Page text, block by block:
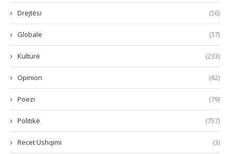
Drejtësi (56)
Globale (37)
Kulturë (233)
Opinion (62)
Poezi (79)
Politikë (757)
Recet Ushqimi (3)